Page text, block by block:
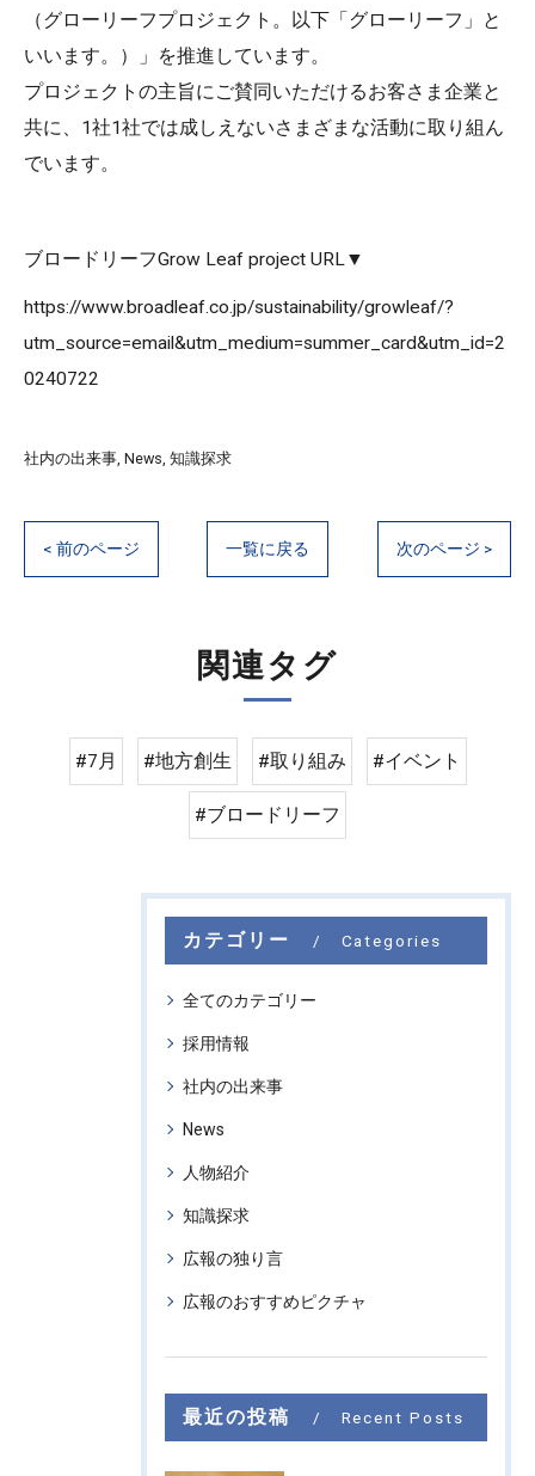
（グローリーフプロジェクト。以下「グローリーフ」と
いいます。）」を推進しています。
プロジェクトの主旨にご賛同いただけるお客さま企業と
共に、1社1社では成しえないさまざまな活動に取り組ん
でいます。
ブロードリーフGrow Leaf project URL▼
https://www.broadleaf.co.jp/sustainability/growleaf/?
utm_source=email&utm_medium=summer_card&utm_id=2
0240722
社内の出来事 News 知識探求
< 前のページ 一覧に戻る 次のページ >
関連タグ
#7月 #地方創生 #取り組み #イベント
#ブロードリーフ
カテゴリー Categories
全てのカテゴリー
採用情報
社内の出来事
News
人物紹介
知識探求
広報の独り言
広報のおすすめピクチャ
最近の投稿 Recent Posts